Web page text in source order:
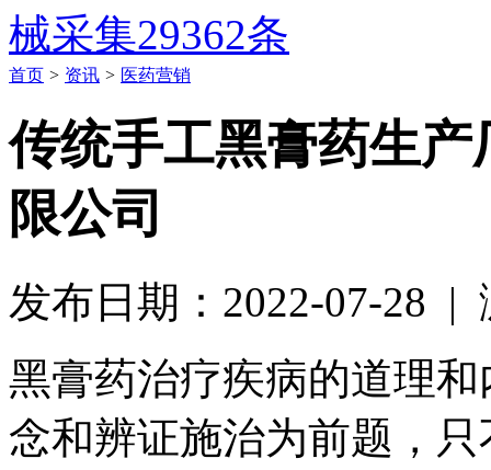
械采集29362条
首页 > 资讯 > 医药营销
传统手工黑膏药生
限公司
发布日期：2022-07-28 |
黑膏药治疗疾病的道理
念和辨证施治为前题，